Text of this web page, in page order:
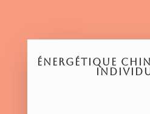
ÉNERGÉTIQUE